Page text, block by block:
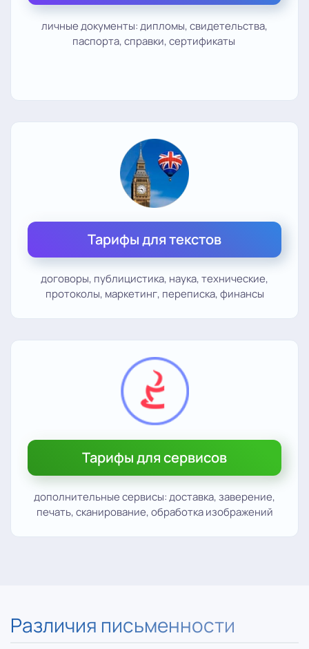
личные документы: дипломы, свидетельства,
паспорта, справки, сертификаты
Тарифы для текстов
договоры, публицистика, наука, технические,
протоколы, маркетинг, переписка, финансы
Тарифы для сервисов
дополнительные сервисы: доставка, заверение,
печать, сканирование, обработка изображений
Различия письменности